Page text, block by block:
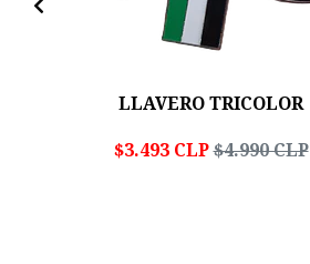
LLAVERO TRICOLOR
$3.493 CLP $4.990 CLP